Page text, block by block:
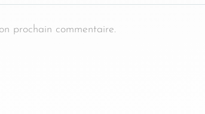
prochain commentaire.